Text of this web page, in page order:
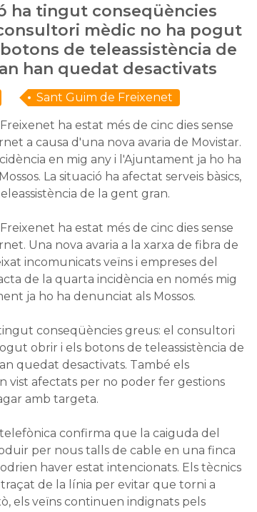
ha tingut conseqüències
mèdic no ha pogut
de teleassistència de
han quedat desactivats
Sant Guim de Freixenet
ha estat més de cinc dies sense
a causa d'una nova avaria de Movistar.
en mig any i l'Ajuntament ja ho ha
La situació ha afectat serveis bàsics,
de la gent gran.
ha estat més de cinc dies sense
Una nova avaria a la xarxa de fibra de
incomunicats veïns i empreses del
de la quarta incidència en només mig
ja ho ha denunciat als Mossos.
conseqüències greus: el consultori
obrir i els botons de teleassistència de
quedat desactivats. També els
vist afectats per no poder fer gestions
amb targeta.
confirma que la caiguda del
per nous talls de cable en una finca
haver estat intencionats. Els tècnics
de la línia per evitar que torni a
els veïns continuen indignats pels